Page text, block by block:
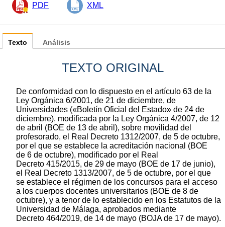
PDF XML
Texto
TEXTO ORIGINAL
De conformidad con lo dispuesto en el artículo 63 de la
Ley Orgánica 6/2001, de 21 de diciembre, de
Universidades («Boletín Oficial del Estado» de 24 de
diciembre), modificada por la Ley Orgánica 4/2007, de 12
de abril (BOE de 13 de abril), sobre movilidad del
profesorado, el Real Decreto 1312/2007, de 5 de octubre,
por el que se establece la acreditación nacional (BOE
de 6 de octubre), modificado por el Real
Decreto 415/2015, de 29 de mayo (BOE de 17 de junio),
el Real Decreto 1313/2007, de 5 de octubre, por el que
se establece el régimen de los concursos para el acceso
a los cuerpos docentes universitarios (BOE de 8 de
octubre), y a tenor de lo establecido en los Estatutos de la
Universidad de Málaga, aprobados mediante
Decreto 464/2019, de 14 de mayo (BOJA de 17 de mayo).
Análisis